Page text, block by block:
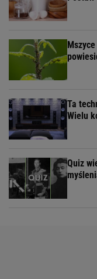
Ta
Wielu
Quiz